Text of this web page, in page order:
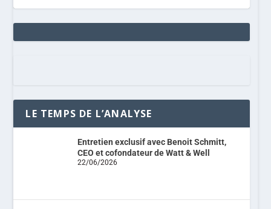
LE TEMPS DE L’ANALYSE
Entretien exclusif avec Benoit Schmitt,
CEO et cofondateur de Watt & Well
22/06/2026